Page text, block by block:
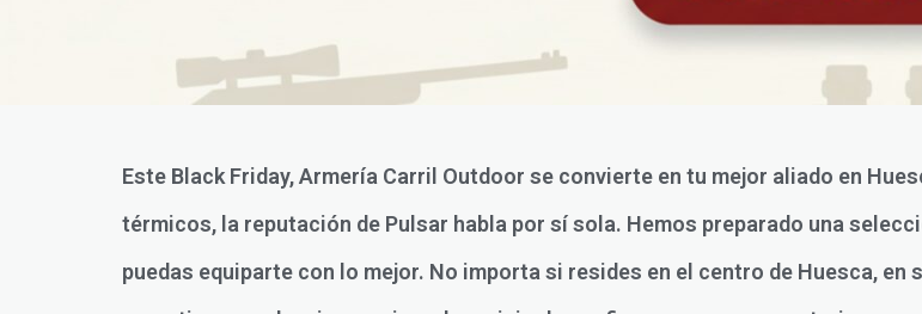
Este Black Friday, Armería Carril Outdoor se convierte en tu mejor aliado en
térmicos, la reputación de Pulsar habla por sí sola. Hemos preparado una
puedas equiparte con lo mejor. No importa si resides en el centro de Huesca,